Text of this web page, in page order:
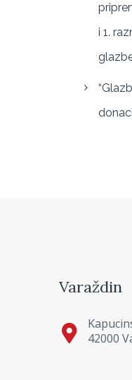
i 1.
Varaždin
42000